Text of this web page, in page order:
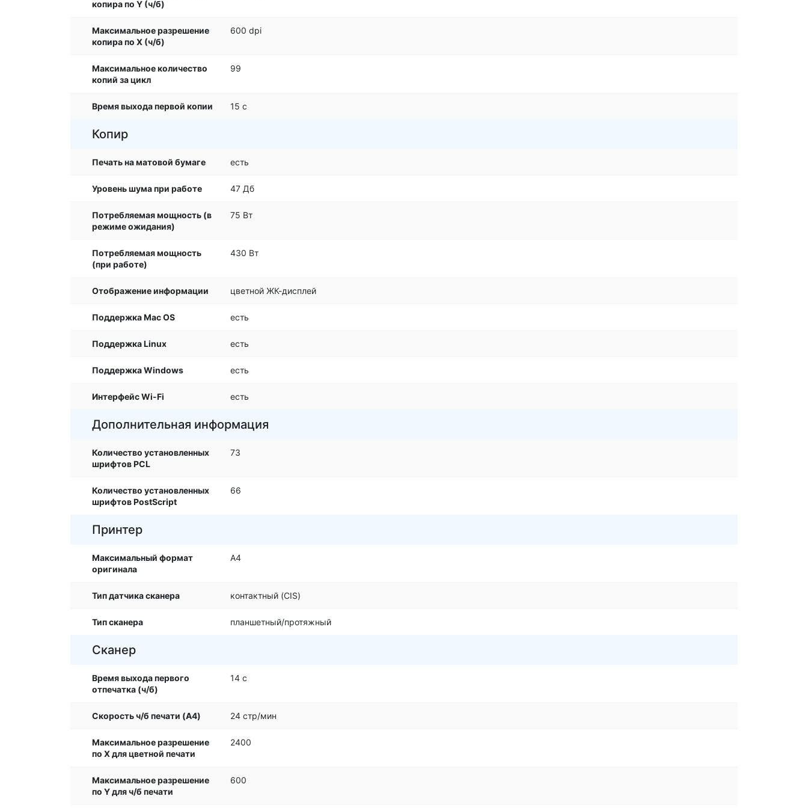
копира по Y (ч/б)
Максимальное разрешение
копира по X (ч/б)
600 dpi
Максимальное количество
копий за цикл
99
Время выхода первой копии 15 с
Копир
Печать на матовой бумаге есть
Уровень шума при работе 47 Дб
Потребляемая мощность (в
режиме ожидания)
75 Вт
Потребляемая мощность
(при работе)
430 Вт
Отображение информации цветной ЖК-дисплей
Поддержка Mac OS есть
Поддержка Linux есть
Поддержка Windows есть
Интерфейс Wi-Fi есть
Дополнительная информация
Количество установленных
шрифтов PCL
73
Количество установленных
шрифтов PostScript
66
Принтер
Максимальный формат
оригинала
A4
Тип датчика сканера контактный (CIS)
Тип сканера планшетный/протяжный
Сканер
Время выхода первого
отпечатка (ч/б)
14 с
Скорость ч/б печати (A4) 24 стр/мин
Максимальное разрешение
по X для цветной печати
2400
Максимальное разрешение
по Y для ч/б печати
600